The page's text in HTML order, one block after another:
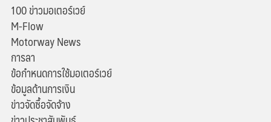
100 ข่าวมอเตอร์เวย์
M-Flow
Motorway News
การลา
ข้อกำหนดการใช้มอเตอร์เวย์
ข้อมูลด้านการเงิน
ข่าวจัดซื้อจัดจ้าง